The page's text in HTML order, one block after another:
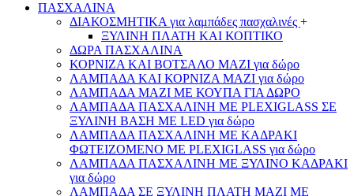
ΠΑΣΧΑΛΙΝΑ
ΔΙΑΚΟΣΜΗΤΙΚΑ για λαμπάδες πασχαλινές +
ΞΥΛΙΝΗ ΠΛΑΤΗ ΚΑΙ ΚΟΠΤΙΚΟ
ΔΩΡΑ ΠΑΣΧΑΛΙΝΑ
ΚΟΡΝΙΖΑ ΚΑΙ ΒΟΤΣΑΛΟ ΜΑΖΙ για δώρο
ΛΑΜΠΑΔΑ ΚΑΙ ΚΟΡΝΙΖΑ ΜΑΖΙ για δώρο
ΛΑΜΠΑΔΑ ΜΑΖΙ ΜΕ ΚΟΥΠΑ ΓΙΑ ΔΩΡΟ
ΛΑΜΠΑΔΑ ΠΑΣΧΑΛΙΝΗ ΜΕ PLEXIGLASS ΣΕ
ΞΥΛΙΝΗ ΒΑΣΗ ΜΕ LED για δώρο
ΛΑΜΠΑΔΑ ΠΑΣΧΑΛΙΝΗ ΜΕ ΚΑΔΡΑΚΙ
ΦΩΤΕΙΖΟΜΕΝΟ ΜΕ PLEXIGLASS για δώρο
ΛΑΜΠΑΔΑ ΠΑΣΧΑΛΙΝΗ ΜΕ ΞΥΛΙΝΟ ΚΑΔΡΑΚΙ
για δώρο
ΛΑΜΠΑΔΑ ΣΕ ΞΥΛΙΝΗ ΠΛΑΤΗ ΜΑΖΙ ΜΕ